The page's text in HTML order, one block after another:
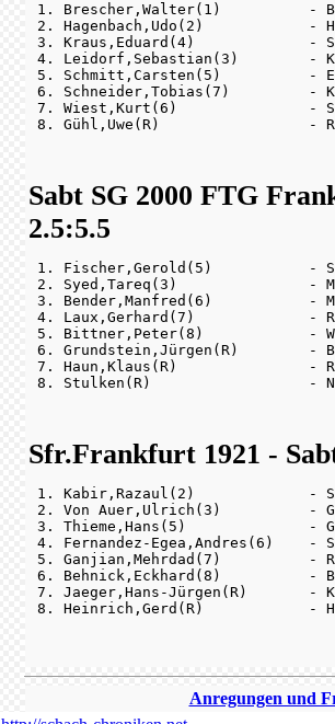
1. Brescher,Walter(1)          -
2. Hagenbach,Udo(2)            -
3. Kraus,Eduard(4)             -
4. Leidorf,Sebastian(3)        -
5. Schmitt,Carsten(5)          -
6. Schneider,Tobias(7)         -
7. Wiest,Kurt(6)               -
Sabt SG 2000 FTG
2.5:5.5
1. Fischer,Gerold(5)           -
2. Syed,Tareq(3)               -
3. Bender,Manfred(6)
4. Laux,Gerhard(7)             -
5. Bittner,Peter(8)            -
6. Grundstein,Jürgen(R)        -
7. Haun,Klaus(R)               -
Sfr.Frankfurt 1921 -
1. Kabir,Razaul(2)             -
2. Von Auer,Ulrich(3)          -
3. Thieme,Hans(5)              -
4. Fernandez-Egea,Andres(6)
5. Ganjian,Mehrdad(7)          -
6. Behnick,Eckhard(8)          -
7. Jaeger,Hans-Jürgen(R)       -
Anregungen und